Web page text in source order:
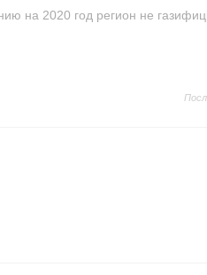
на 2020 год регион не